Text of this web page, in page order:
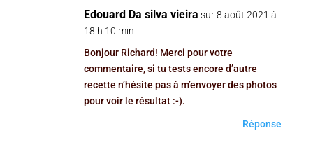
Edouard Da silva vieira sur 8 août 2021 à
18 h 10 min
Bonjour Richard! Merci pour votre
commentaire, si tu tests encore d’autre
recette n’hésite pas à m’envoyer des photos
pour voir le résultat :-).
Réponse